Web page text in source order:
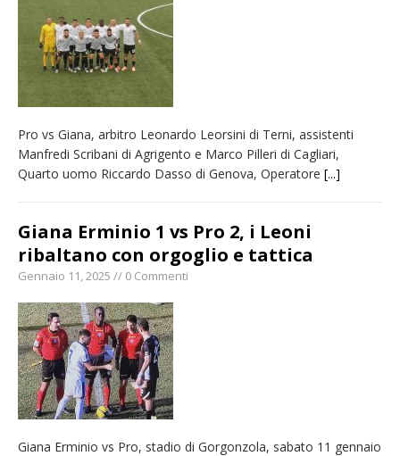
Pro vs Giana, arbitro Leonardo Leorsini di Terni, assistenti
Manfredi Scribani di Agrigento e Marco Pilleri di Cagliari,
Quarto uomo Riccardo Dasso di Genova, Operatore [...]
Giana Erminio 1 vs Pro 2, i Leoni
ribaltano con orgoglio e tattica
Gennaio 11, 2025 // 0 Commenti
Giana Erminio vs Pro, stadio di Gorgonzola, sabato 11 gennaio